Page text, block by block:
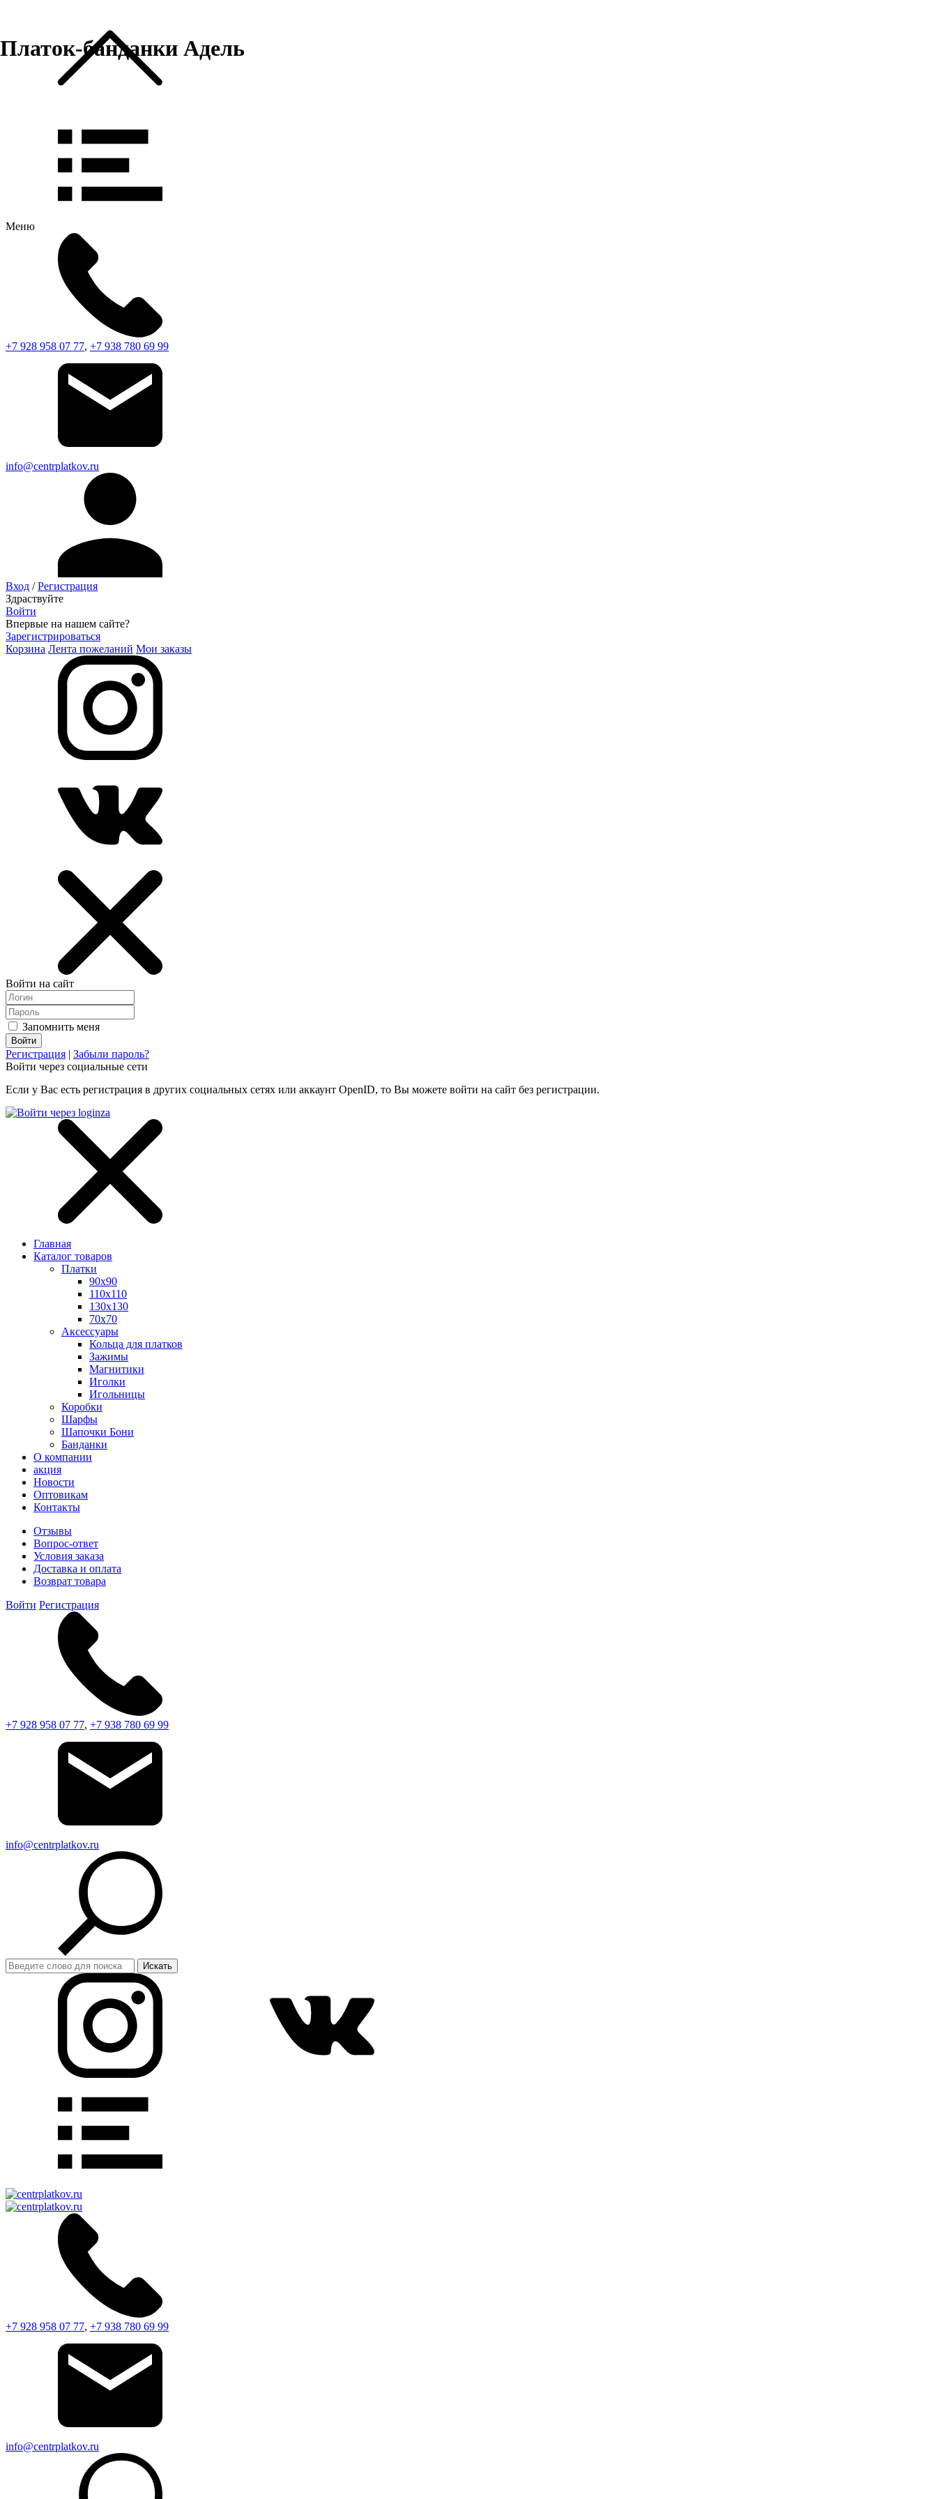
Меню
+7 928 958 07 77, +7 938 780 69 99
info@centrplatkov.ru
Вход /Регистрация
Здраствуйте
Войти
Впервые на нашем сайте?
Зарегистрироваться
Корзина Лента пожеланий Мои заказы
Войти на сайт
Запомнить меня
Регистрация | Забыли пароль?
Войти через социальные сети
Если у Вас есть регистрация в других социальных сетях или аккаунт OpenID, то Вы можете войти на сайт без регистрации.
Главная
Каталог товаров
Платки
90x90
110x110
130x130
70х70
Аксессуары
Кольца для платков
Зажимы
Магнитики
Иголки
Игольницы
Коробки
Шарфы
Шапочки Бони
Банданки
О компании
акция
Новости
Оптовикам
Контакты
Отзывы
Вопрос-ответ
Условия заказа
Доставка и оплата
Возврат товара
Войти Регистрация
+7 928 958 07 77, +7 938 780 69 99
info@centrplatkov.ru
+7 928 958 07 77, +7 938 780 69 99
info@centrplatkov.ru
Платок-банданки Адель